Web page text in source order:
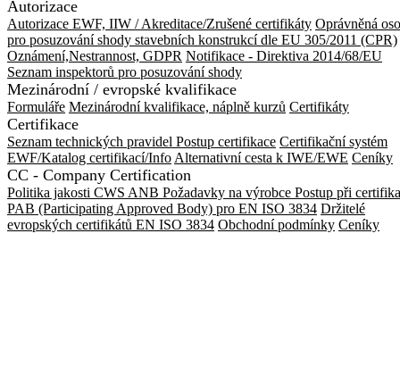
Autorizace
Autorizace EWF, IIW / Akreditace/Zrušené certifikáty Oprávněná
pro posuzování shody stavebních konstrukcí dle EU 305/2011 (CPR)
Oznámení,Nestrannost, GDPR Notifikace - Direktiva 2014/68/EU
Seznam inspektorů pro posuzování shody
Mezinárodní / evropské kvalifikace
Formuláře Mezinárodní kvalifikace, náplně kurzů Certifikáty
Certifikace
Seznam technických pravidel Postup certifikace Certifikační systém
EWF/Katalog certifikací/Info Alternativní cesta k IWE/EWE Ceníky
CC - Company Certification
Politika jakosti CWS ANB Požadavky na výrobce Postup při
PAB (Participating Approved Body) pro EN ISO 3834 Držitelé
evropských certifikátů EN ISO 3834 Obchodní podmínky Ceníky